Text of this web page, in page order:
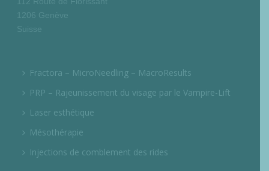
1206 Genève
Suisse
Fractora – MicroNeedling – MacroResults
PRP – Rajeunissement du visage par le Vampire-Lift
Laser esthétique
Mésothérapie
Injections de comblement des rides